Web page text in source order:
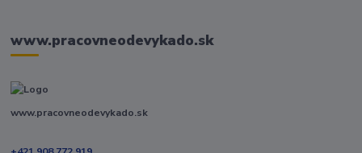
www.pracovneodevykado.sk
www.pracovneodevykado.sk